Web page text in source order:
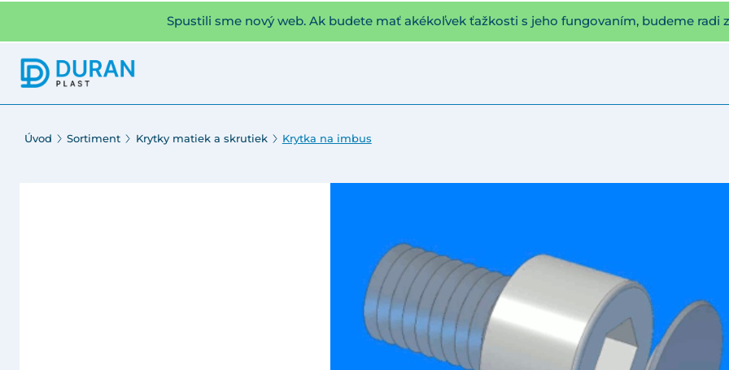
Spustili sme nový web. Ak budete mať akékoľvek ťažkosti s jeho fungovaním, budeme radi
Úvod Sortiment Krytky matiek a skrutiek Krytka na imbus